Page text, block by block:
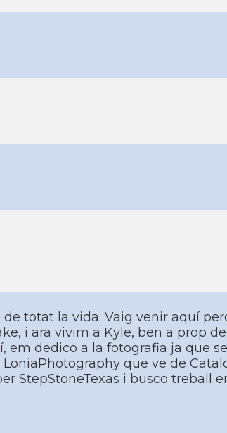
totat la vida. Vaig venir aquí­
i ara vivim a Kyle, ben a prop
em dedico a la fotografia ja que
que ve de
StepStoneTexas i busco treball